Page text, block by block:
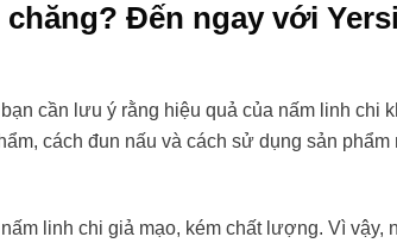
Đến ngay với
cần lưu ý rằng hiệu quả của nấm linh chi
cách đun nấu và cách sử dụng sản phẩm
linh chi giả mạo, kém chất lượng. Vì vậy,